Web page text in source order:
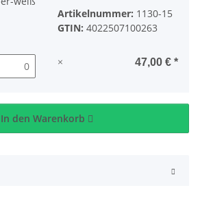
Artikelnummer: 1130-15
GTIN: 4022507100263
× 47,00 € *
In den Warenkorb